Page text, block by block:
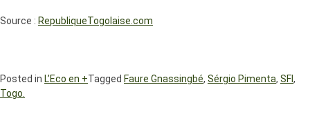
Source : RepubliqueTogolaise.com
Posted in L’Eco en +Tagged Faure Gnassingbé, Sérgio Pimenta, SFI,
Togo.